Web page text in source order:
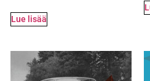
Lue lisää